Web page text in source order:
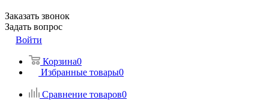
Заказать звонок
Задать вопрос
Войти
Корзина0
Избранные товары0
Сравнение товаров0